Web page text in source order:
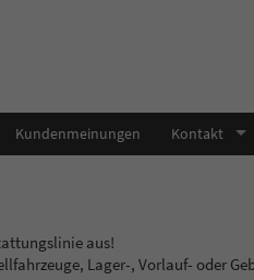
Kundenmeinungen Kontakt
jetzt die
Lager-, Vorlauf- oder